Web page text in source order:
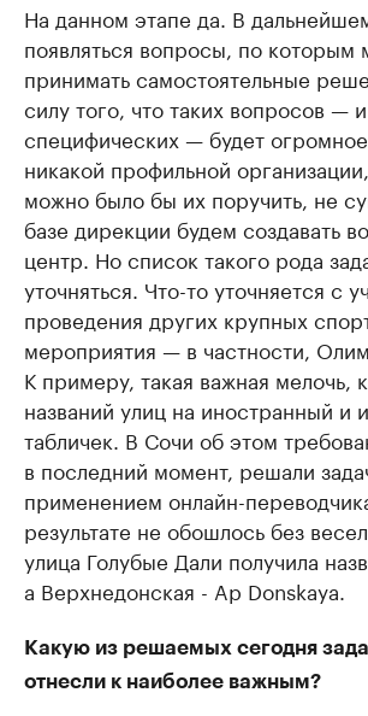
На данном этапе да. В
появляться вопросы, по которым
принимать самостоятельные
силу того, что таких вопросов —
специфических — будет
никакой профильной
можно было бы их поручить, не
базе дирекции будем создавать
центр. Но список такого рода
уточняться. Что-то уточняется с
проведения других крупных
мероприятия — в частности,
К примеру, такая важная мелочь,
названий улиц на иностранный и
табличек. В Сочи об этом
в последний момент, решали
применением онлайн-
результате не обошлось без
улица Голубые Дали получила
а Верхнедонская - Ap Donskaya.
Какую из решаемых сегодня
отнесли к наиболее важным?